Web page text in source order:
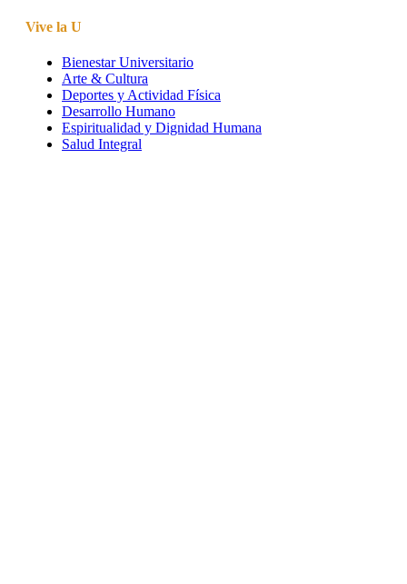
Vive la U
Bienestar Universitario
Arte & Cultura
Deportes y Actividad Física
Desarrollo Humano
Espiritualidad y Dignidad Humana
Salud Integral